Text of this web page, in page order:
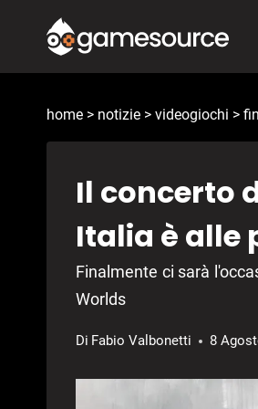
contenuto
home > notizie > videogiochi >
Il concerto
Italia è alle
Finalmente ci sarà
Worlds
Di Fabio Valbonetti 8